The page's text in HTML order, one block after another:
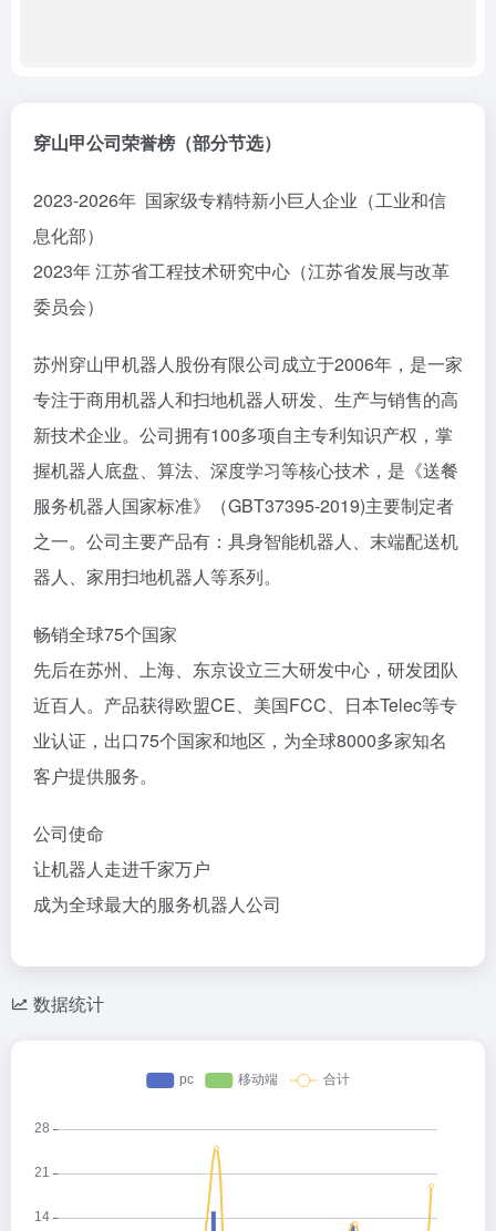
穿山甲公司荣誉榜（部分节选）
2023-2026年 国家级专精特新小巨人企业（工业和信
息化部）
2023年 江苏省工程技术研究中心（江苏省发展与改革
委员会）
苏州穿山甲机器人股份有限公司成立于2006年，是一家
专注于商用机器人和扫地机器人研发、生产与销售的高
新技术企业。公司拥有100多项自主专利知识产权，掌
握机器人底盘、算法、深度学习等核心技术，是《送餐
服务机器人国家标准》（GBT37395-2019)主要制定者
之一。公司主要产品有：具身智能机器人、末端配送机
器人、家用扫地机器人等系列。
畅销全球75个国家
先后在苏州、上海、东京设立三大研发中心，研发团队
近百人。产品获得欧盟CE、美国FCC、日本Telec等专
业认证，出口75个国家和地区，为全球8000多家知名
客户提供服务。
公司使命
让机器人走进千家万户
成为全球最大的服务机器人公司
数据统计